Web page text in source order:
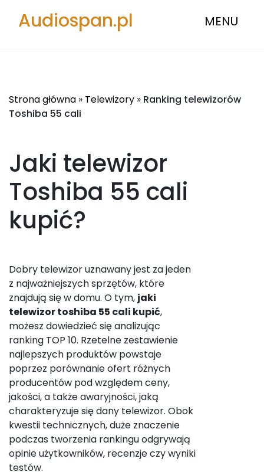
Audiospan.pl MENU
Strona główna » Telewizory » Ranking telewizorów
Toshiba 55 cali
Jaki telewizor
Toshiba 55 cali
kupić?
Dobry telewizor uznawany jest za jeden
z najważniejszych sprzętów, które
znajdują się w domu. O tym, jaki
telewizor toshiba 55 cali kupić,
możesz dowiedzieć się analizując
ranking TOP 10. Rzetelne zestawienie
najlepszych produktów powstaje
poprzez porównanie ofert różnych
producentów pod względem ceny,
jakości, a także awaryjności, jaką
charakteryzuje się dany telewizor. Obok
kwestii technicznych, duże znaczenie
podczas tworzenia rankingu odgrywają
opinie użytkowników, recenzje czy wyniki
testów.